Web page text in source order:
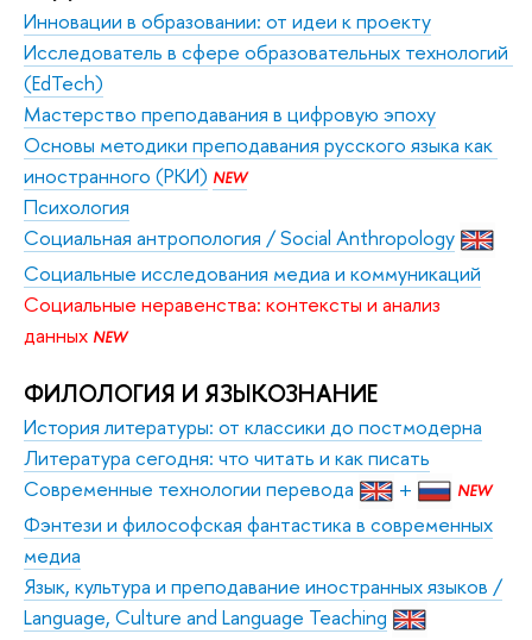
Инновации в образовании: от идеи к проекту
Исследователь в сфере образовательных технологий
(EdTech)
Мастерство преподавания в цифровую эпоху
Основы методики преподавания русского языка как
иностранного (РКИ) NEW
Психология
Социальная антропология / Social Anthropology
Социальные исследования медиа и коммуникаций
Социальные неравенства: контексты и анализ
данных NEW
ФИЛОЛОГИЯ И ЯЗЫКОЗНАНИЕ
История литературы: от классики до постмодерна
Литература сегодня: что читать и как писать
Современные технологии перевода
+ NEW
Фэнтези и философская фантастика в современных
медиа
Язык, культура и преподавание иностранных языков /
Language, Culture and Language Teaching